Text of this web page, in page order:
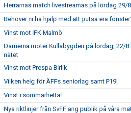
Herrarnas match livestreamas på lördag 29/
Behöver ni ha hjälp med att putsa era
Vinst mot IFK Malmö
Damerna möter Kullabygden på lördag, 22/8
nätet
Vinst mot Prespa Birlik
Vilken helg för ÄFFs seniorlag samt P19!
Vinst i sommarhetta!
Nya riktlinjer från SvFF ang publik på våra